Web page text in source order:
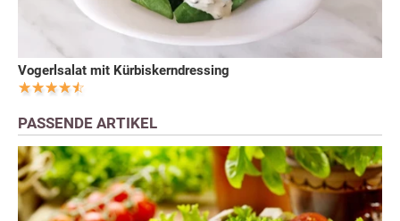
Vogerlsalat mit Kürbiskerndressing
PASSENDE ARTIKEL